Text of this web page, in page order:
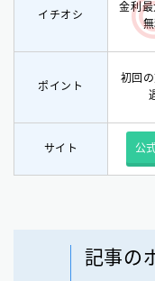
イチオシ
金利最
ポイント
初回
サイト 公
記事の